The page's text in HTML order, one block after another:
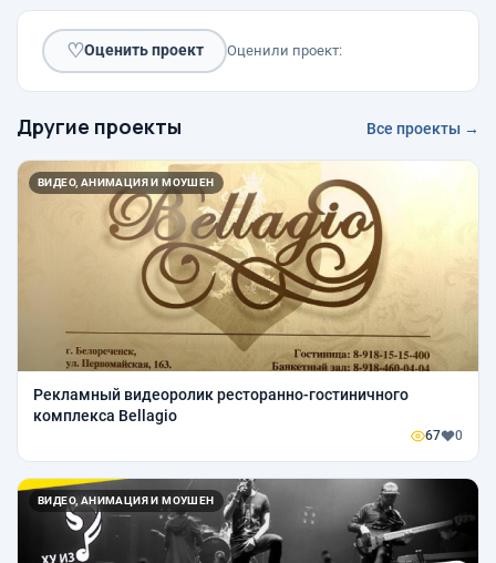
♡Оценить проект Оценили проект:
Другие проекты Все проекты →
ВИДЕО, АНИМАЦИЯ И МОУШЕН
Рекламный видеоролик ресторанно-гостиничного
комплекса Bellagio
67 0
ВИДЕО, АНИМАЦИЯ И МОУШЕН